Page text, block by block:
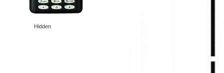
Hidden